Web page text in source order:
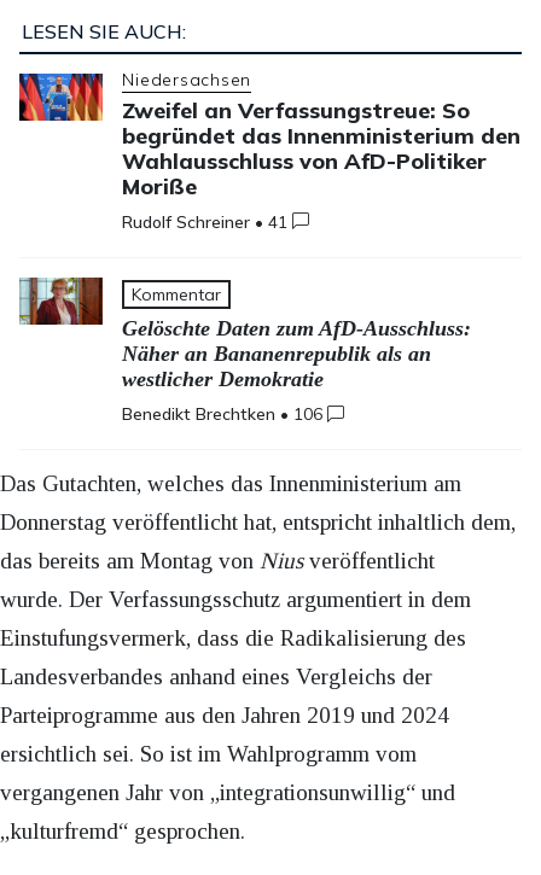
LESEN SIE AUCH:
Niedersachsen
Zweifel an Verfassungstreue: So
begründet das Innenministerium den
Wahlausschluss von AfD-Politiker
Moriße
Rudolf Schreiner •41
Kommentar
Gelöschte Daten zum AfD-Ausschluss:
Näher an Bananenrepublik als an
westlicher Demokratie
Benedikt Brechtken • 106
Das Gutachten, welches das Innenministerium am
Donnerstag veröffentlicht hat, entspricht inhaltlich dem,
das bereits am Montag von Niusveröffentlicht
wurde. Der Verfassungsschutz argumentiert in dem
Einstufungsvermerk, dass die Radikalisierung des
Landesverbandes anhand eines Vergleichs der
Parteiprogramme aus den Jahren 2019 und 2024
ersichtlich sei. So ist im Wahlprogramm vom
vergangenen Jahr von „integrationsunwillig“ und
„kulturfremd“ gesprochen.